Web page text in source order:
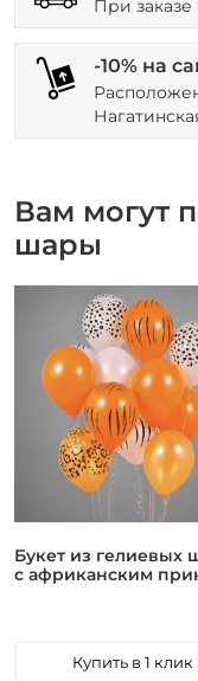
При заказе
-10% на
Вам могут
шары
Букет из гелиевых
с африканским
Купить в 1 клик